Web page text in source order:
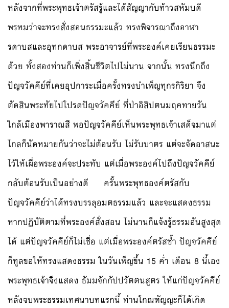
หลังจากที่พระพุทธเจ้าตรัสรู้และได้สัญญากับท้าวสหัมบดี
พรหมว่าจะทรงสั่งสอนธรรมะแล้ว ทรงพิจารณาถึงอาฬา
รดาบสและอุทกดาบส พระอาจารย์ที่พระองค์เคยเรียนธรรมะ
ด้วย ทั้งสองท่านก็เพิ่งสิ้นชีวิตไปไม่นาน จากนั้น ทรงนึกถึง
ปัญจวัคคีย์ที่เคยอุปการะเมื่อครั้งทรงบำเพ็ญทุกรกิริยา จึง
ตัดสินพระทัยไปโปรดปัญจวัคคีย์ ที่ป่าอิสิปตนมฤคทายวัน
ใกล้เมืองพาราณสี พอปัญจวัคคีย์เห็นพระพุทธเจ้าเสด็จมาแต่
ไกลก็นัดหมายกันว่าจะไม่ต้อนรับ ไม่รับบาตร แต่จะจัดอาสนะ
ไว้ให้เผื่อพระองค์จะประทับ แต่เมื่อพระองค์ไปถึงปัญจวัคคีย์
กลับต้อนรับเป็นอย่างดี ครั้นพระพุทธองค์ตรัสกับ
ปัญจวัคคีย์ว่าได้ทรงบรรลุอมตธรรมแล้ว และจะแสดงธรรม
หากปฏิบัติตามที่พระองค์สั่งสอน ไม่นานก็แจ้งรู้ธรรมอันสูงสุด
ได้ แต่ปัญจวัคคีย์ก็ไม่เชื่อ แต่เมื่อพระองค์ตรัสซ้ำ ปัญจวัคคีย์
ก็ทูลขอให้ทรงแสดงธรรม ในวันเพ็ญขึ้น 15 ค่ำ เดือน 8 นี้เอง
พระพุทธเจ้าจึงแสดง ธัมมจักกัปปวัตตนสูตร ให้แก่ปัญจวัคคีย์
หลังจบพระธรรมเทศนาบทแรกนี้ ท่านโกณฑัญญะก็ได้เกิด